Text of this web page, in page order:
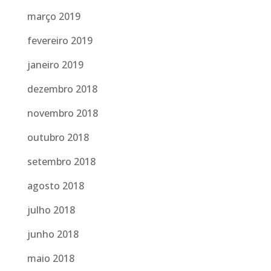
março 2019
fevereiro 2019
janeiro 2019
dezembro 2018
novembro 2018
outubro 2018
setembro 2018
agosto 2018
julho 2018
junho 2018
maio 2018